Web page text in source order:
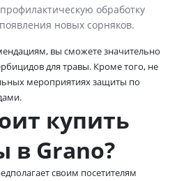
обработку
новых сорняков.
вы сможете значительно
для травы. Кроме того, не
мероприятиях защиты по
купить
в Grano?
своим посетителям